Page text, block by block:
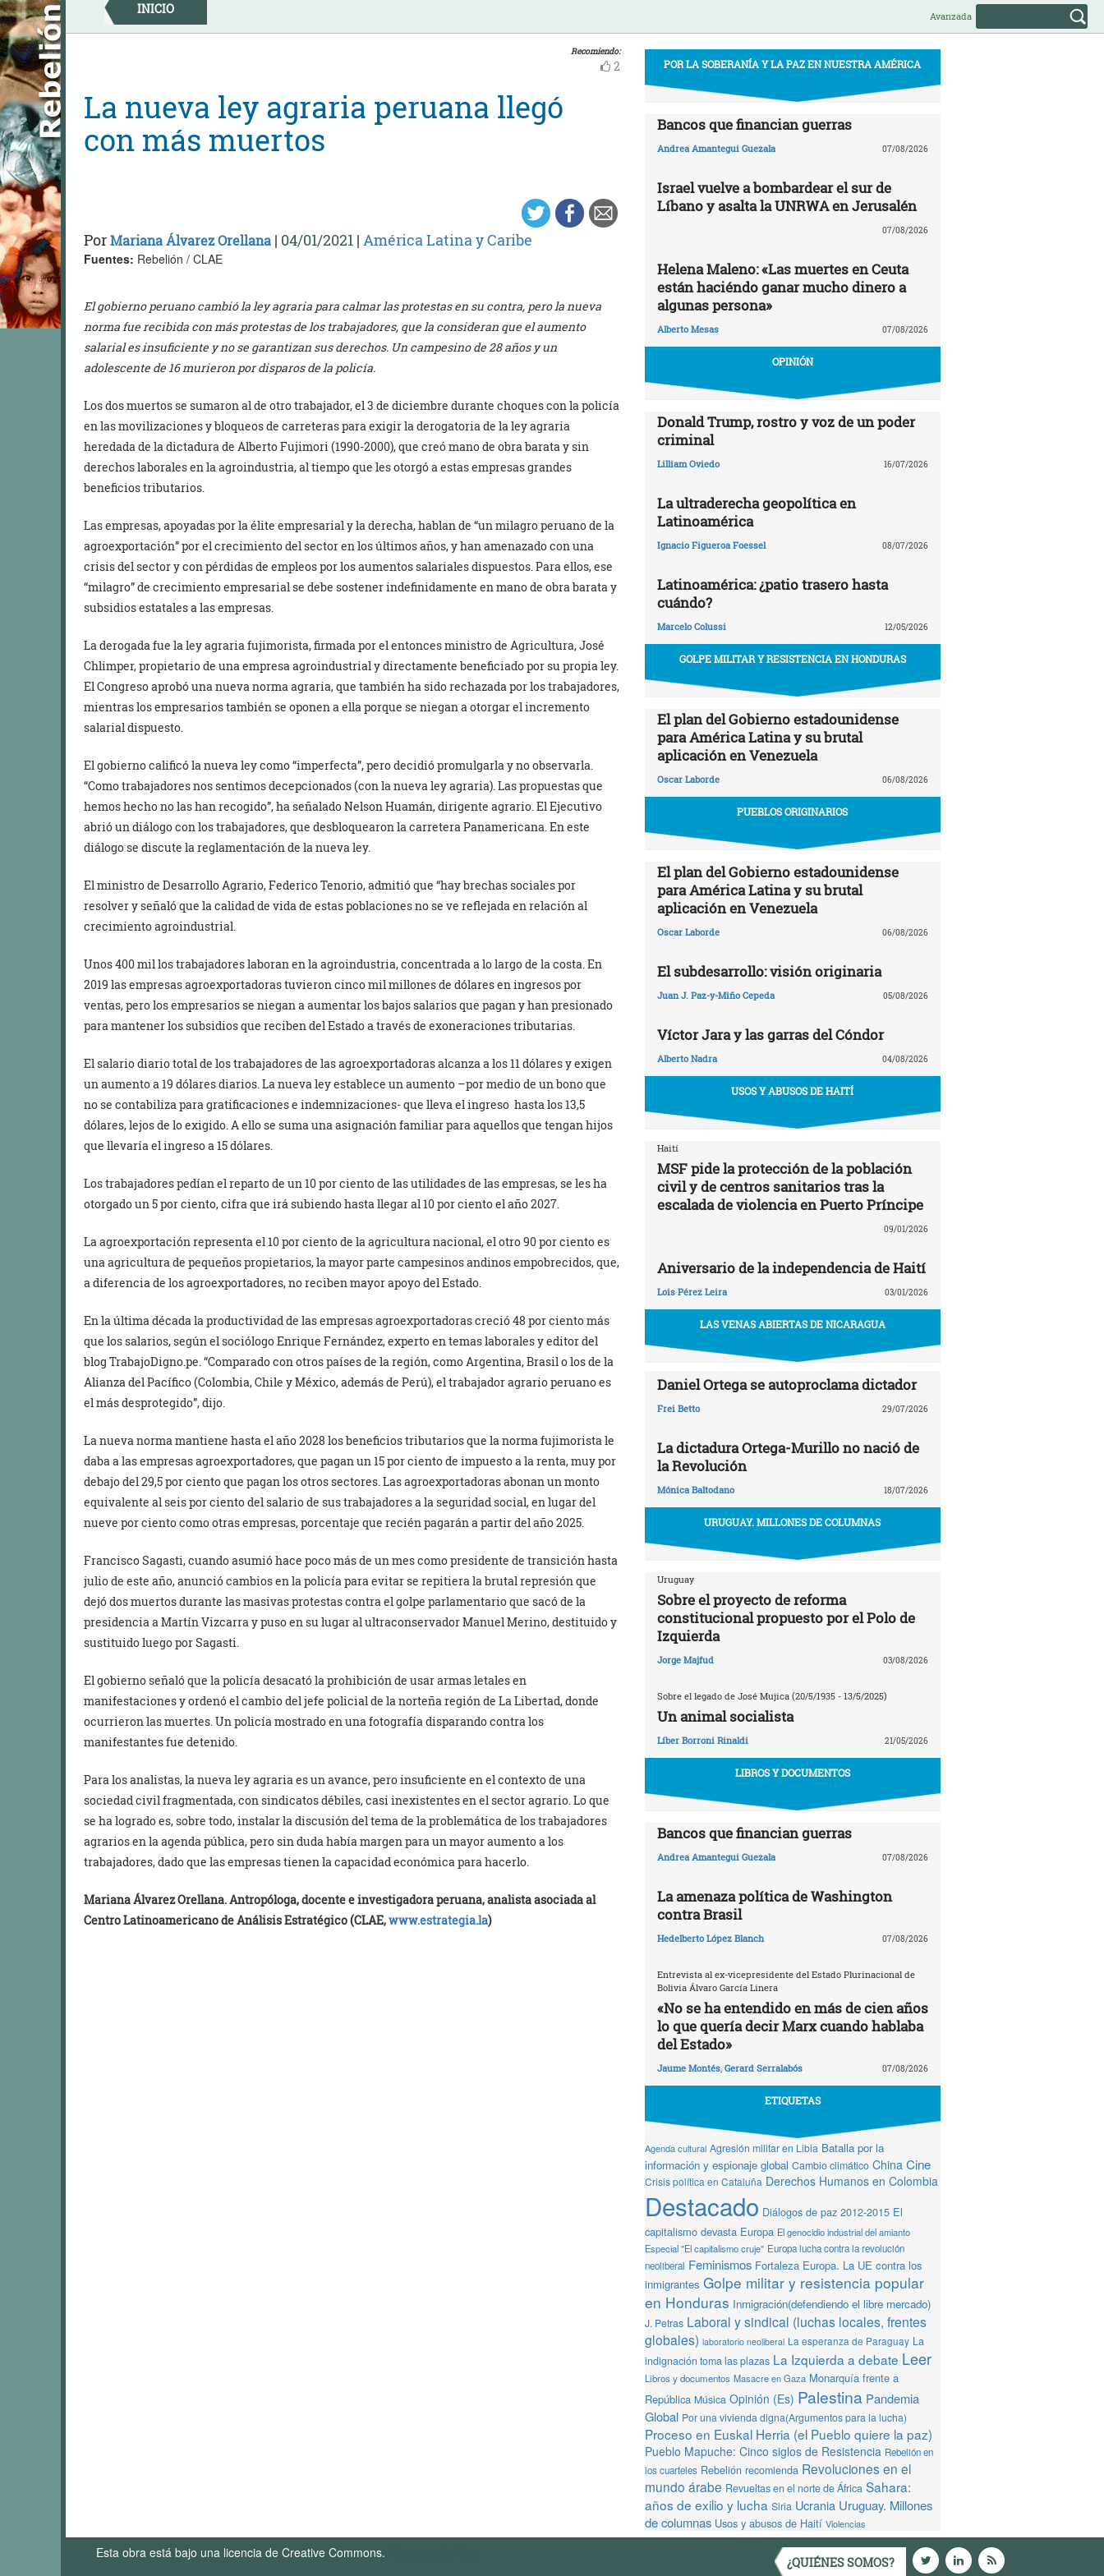
Skip
to
content
INICIO Avanzada
Recomiendo:
2
La nueva ley agraria peruana llegó
con más muertos
PorMariana Álvarez Orellana | 04/01/2021 | América Latina y Caribe
Fuentes: Rebelión / CLAE
El gobierno peruano cambió la ley agraria para calmar las protestas en su contra, pero la nueva
norma fue recibida con más protestas de los trabajadores, que la consideran que el aumento
salarial es insuficiente y no se garantizan sus derechos. Un campesino de 28 años y un
adolescente de 16 murieron por disparos de la policía.
Los dos muertos se sumaron al de otro trabajador, el 3 de diciembre durante choques con la policía
en las movilizaciones y bloqueos de carreteras para exigir la derogatoria de la ley agraria
heredada de la dictadura de Alberto Fujimori (1990-2000), que creó mano de obra barata y sin
derechos laborales en la agroindustria, al tiempo que les otorgó a estas empresas grandes
beneficios tributarios.
Las empresas, apoyadas por la élite empresarial y la derecha, hablan de “un milagro peruano de la
agroexportación” por el crecimiento del sector en los últimos años, y han amenazado con una
crisis del sector y con pérdidas de empleos por los aumentos salariales dispuestos. Para ellos, ese
“milagro” de crecimiento empresarial se debe sostener indefinidamente en mano de obra barata y
subsidios estatales a las empresas.
La derogada fue la ley agraria fujimorista, firmada por el entonces ministro de Agricultura, José
Chlimper, propietario de una empresa agroindustrial y directamente beneficiado por su propia ley.
El Congreso aprobó una nueva norma agraria, que también ha sido rechazada por los trabajadores,
mientras los empresarios también se oponen a ella porque se niegan a otorgar el incremento
salarial dispuesto.
El gobierno calificó la nueva ley como “imperfecta”, pero decidió promulgarla y no observarla.
“Como trabajadores nos sentimos decepcionados (con la nueva ley agraria). Las propuestas que
hemos hecho no las han recogido”, ha señalado Nelson Huamán, dirigente agrario. El Ejecutivo
abrió un diálogo con los trabajadores, que desbloquearon la carretera Panamericana. En este
diálogo se discute la reglamentación de la nueva ley.
El ministro de Desarrollo Agrario, Federico Tenorio, admitió que “hay brechas sociales por
resolver y señaló que la calidad de vida de estas poblaciones no se ve reflejada en relación al
crecimiento agroindustrial.
Unos 400 mil los trabajadores laboran en la agroindustria, concentrada a lo largo de la costa. En
2019 las empresas agroexportadoras tuvieron cinco mil millones de dólares en ingresos por
ventas, pero los empresarios se niegan a aumentar los bajos salarios que pagan y han presionado
para mantener los subsidios que reciben del Estado a través de exoneraciones tributarias.
El salario diario total de los trabajadores de las agroexportadoras alcanza a los 11 dólares y exigen
un aumento a 19 dólares diarios. La nueva ley establece un aumento –por medio de un bono que
no se contabiliza para gratificaciones e indemnizaciones- que lleva el ingreso hasta los 13,5
dólares, lejos de lo exigido. A ello se suma una asignación familiar para aquellos que tengan hijos
que llevaría el ingreso a 15 dólares.
Los trabajadores pedían el reparto de un 10 por ciento de las utilidades de las empresas, se les ha
otorgado un 5 por ciento, cifra que irá subiendo hasta llegar al 10 por ciento el año 2027.
La agroexportación representa el 10 por ciento de la agricultura nacional, el otro 90 por ciento es
una agricultura de pequeños propietarios, la mayor parte campesinos andinos empobrecidos, que,
a diferencia de los agroexportadores, no reciben mayor apoyo del Estado.
En la última década la productividad de las empresas agroexportadoras creció 48 por ciento más
que los salarios, según el sociólogo Enrique Fernández, experto en temas laborales y editor del
blog TrabajoDigno.pe. “Comparado con otros países de la región, como Argentina, Brasil o los de la
Alianza del Pacífico (Colombia, Chile y México, además de Perú), el trabajador agrario peruano es
el más desprotegido”, dijo.
La nueva norma mantiene hasta el año 2028 los beneficios tributarios que la norma fujimorista le
daba a las empresas agroexportadores, que pagan un 15 por ciento de impuesto a la renta, muy por
debajo del 29,5 por ciento que pagan los otros sectores. Las agroexportadoras abonan un monto
equivalente al seis por ciento del salario de sus trabajadores a la seguridad social, en lugar del
nueve por ciento como otras empresas, porcentaje que recién pagarán a partir del año 2025.
Francisco Sagasti, cuando asumió hace poco más de un mes como presidente de transición hasta
julio de este año, anunció cambios en la policía para evitar se repitiera la brutal represión que
dejó dos muertos durante las masivas protestas contra el golpe parlamentario que sacó de la
presidencia a Martín Vizcarra y puso en su lugar al ultraconservador Manuel Merino, destituido y
sustituido luego por Sagasti.
El gobierno señaló que la policía desacató la prohibición de usar armas letales en
manifestaciones y ordenó el cambio del jefe policial de la norteña región de La Libertad, donde
ocurrieron las muertes. Un policía mostrado en una fotografía disparando contra los
manifestantes fue detenido.
Para los analistas, la nueva ley agraria es un avance, pero insuficiente en el contexto de una
sociedad civil fragmentada, con sindicatos débiles, casi inexistentes en el sector agrario. Lo que
se ha logrado es, sobre todo, instalar la discusión del tema de la problemática de los trabajadores
agrarios en la agenda pública, pero sin duda había margen para un mayor aumento a los
trabajadores, dado que las empresas tienen la capacidad económica para hacerlo.
Mariana Álvarez Orellana. Antropóloga, docente e investigadora peruana, analista asociada al
Centro Latinoamericano de Análisis Estratégico (CLAE,www.estrategia.la)
POR LA SOBERANÍA Y LA PAZ EN NUESTRA AMÉRICA
Bancos que financian guerras
Andrea Amantegui Guezala 07/08/2026
Israel vuelve a bombardear el sur de
Líbano y asalta la UNRWA en Jerusalén
07/08/2026
Helena Maleno: «Las muertes en Ceuta
están haciéndo ganar mucho dinero a
algunas persona»
Alberto Mesas 07/08/2026
OPINIÓN
Donald Trump, rostro y voz de un poder
criminal
Lilliam Oviedo 16/07/2026
La ultraderecha geopolítica en
Latinoamérica
Ignacio Figueroa Foessel 08/07/2026
Latinoamérica: ¿patio trasero hasta
cuándo?
Marcelo Colussi 12/05/2026
GOLPE MILITAR Y RESISTENCIA EN HONDURAS
El plan del Gobierno estadounidense
para América Latina y su brutal
aplicación en Venezuela
Oscar Laborde 06/08/2026
PUEBLOS ORIGINARIOS
El plan del Gobierno estadounidense
para América Latina y su brutal
aplicación en Venezuela
Oscar Laborde 06/08/2026
El subdesarrollo: visión originaria
Juan J. Paz-y-Miño Cepeda 05/08/2026
Víctor Jara y las garras del Cóndor
Alberto Nadra 04/08/2026
USOS Y ABUSOS DE HAITÍ
Haití
MSF pide la protección de la población
civil y de centros sanitarios tras la
escalada de violencia en Puerto Príncipe
09/01/2026
Aniversario de la independencia de Haití
Lois Pérez Leira 03/01/2026
LAS VENAS ABIERTAS DE NICARAGUA
Daniel Ortega se autoproclama dictador
Frei Betto 29/07/2026
La dictadura Ortega-Murillo no nació de
la Revolución
Mónica Baltodano 18/07/2026
URUGUAY. MILLONES DE COLUMNAS
Uruguay
Sobre el proyecto de reforma
constitucional propuesto por el Polo de
Izquierda
Jorge Majfud 03/08/2026
Sobre el legado de José Mujica (20/5/1935 - 13/5/2025)
Un animal socialista
Líber Borroni Rinaldi 21/05/2026
LIBROS Y DOCUMENTOS
Bancos que financian guerras
Andrea Amantegui Guezala 07/08/2026
La amenaza política de Washington
contra Brasil
Hedelberto López Blanch 07/08/2026
Entrevista al ex-vicepresidente del Estado Plurinacional de
Bolivia Álvaro García Linera
«No se ha entendido en más de cien años
lo que quería decir Marx cuando hablaba
del Estado»
Jaume Montés, Gerard Serralabós 07/08/2026
ETIQUETAS
Agenda cultural Agresión militar en Libia Batalla por la
información y espionaje global Cambio climático China Cine
Crisis política en Cataluña Derechos Humanos en Colombia
Destacado Diálogos de paz 2012-2015 El
capitalismo devasta Europa El genocidio industrial del amianto
Especial "El capitalismo cruje" Europa lucha contra la revolución
neoliberal Feminismos Fortaleza Europa. La UE contra los
inmigrantes Golpe militar y resistencia popular
en Honduras Inmigración(defendiendo el libre mercado)
J. Petras Laboral y sindical (luchas locales, frentes
globales) laboratorio neoliberal La esperanza de Paraguay La
indignación toma las plazas La Izquierda a debate Leer
Libros y documentos Masacre en Gaza Monarquía frente a
República Música Opinión (Es) Palestina Pandemia
Global Por una vivienda digna(Argumentos para la lucha)
Proceso en Euskal Herria (el Pueblo quiere la paz)
Pueblo Mapuche: Cinco siglos de Resistencia Rebelión en
los cuarteles Rebelión recomienda Revoluciones en el
mundo árabe Revueltas en el norte de África Sahara:
años de exilio y lucha Siria Ucrania Uruguay. Millones
de columnas Usos y abusos de Haití Violencias
Esta obra está bajo una licencia de Creative Commons.
¿QUIÉNES SOMOS?